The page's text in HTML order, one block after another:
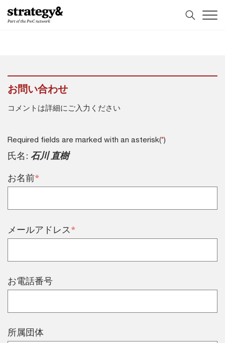
ン
ッ
ッ
プお問い合わせ
コメントは詳細にご入力ください
Required fields are marked with an asterisk(*)
氏名: 石川 直樹
お名前*
メールアドレス*
お電話番号
所属団体